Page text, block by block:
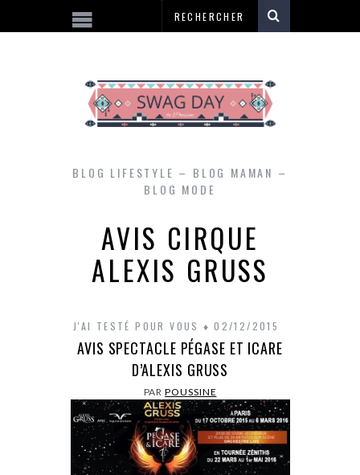
BLOG LIFESTYLE – BLOG MAMAN –
BLOG MODE
AVIS CIRQUE
ALEXIS GRUSS
J'AI TESTÉ POUR VOUS 02/12/2015
AVIS SPECTACLE PÉGASE ET ICARE
D’ALEXIS GRUSS
PARPOUSSINE